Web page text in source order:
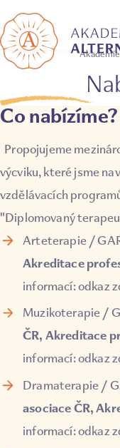
Co nabízíme?
Propojujeme
výcviku, které jsme
vzdělávacích
"Diplomovaný
Arteterapie /
Akreditace
informací:odkaz
Muzikoterapie /
ČR, Akreditace
informací:odkaz
Dramaterapie /
asociace ČR,
informací:odkaz